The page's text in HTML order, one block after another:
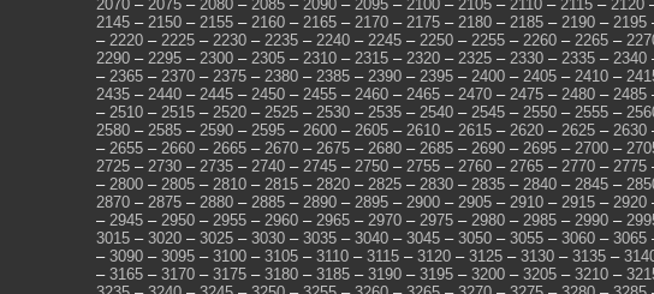
2070 – 2075 – 2080 – 2085 – 2090 – 2095 – 2100 – 2105 – 2110 – 2115 – 2120
2145 – 2150 – 2155 – 2160 – 2165 – 2170 – 2175 – 2180 – 2185 – 2190 – 2195
– 2220 – 2225 – 2230 – 2235 – 2240 – 2245 – 2250 – 2255 – 2260 – 2265 –
2290 – 2295 – 2300 – 2305 – 2310 – 2315 – 2320 – 2325 – 2330 – 2335 – 2340
– 2365 – 2370 – 2375 – 2380 – 2385 – 2390 – 2395 – 2400 – 2405 – 2410 –
2435 – 2440 – 2445 – 2450 – 2455 – 2460 – 2465 – 2470 – 2475 – 2480 – 2485
– 2510 – 2515 – 2520 – 2525 – 2530 – 2535 – 2540 – 2545 – 2550 – 2555 –
2580 – 2585 – 2590 – 2595 – 2600 – 2605 – 2610 – 2615 – 2620 – 2625 – 2630
– 2655 – 2660 – 2665 – 2670 – 2675 – 2680 – 2685 – 2690 – 2695 – 2700 –
2725 – 2730 – 2735 – 2740 – 2745 – 2750 – 2755 – 2760 – 2765 – 2770 – 2775
– 2800 – 2805 – 2810 – 2815 – 2820 – 2825 – 2830 – 2835 – 2840 – 2845 –
2870 – 2875 – 2880 – 2885 – 2890 – 2895 – 2900 – 2905 – 2910 – 2915 – 2920
– 2945 – 2950 – 2955 – 2960 – 2965 – 2970 – 2975 – 2980 – 2985 – 2990 –
3015 – 3020 – 3025 – 3030 – 3035 – 3040 – 3045 – 3050 – 3055 – 3060 – 3065
– 3090 – 3095 – 3100 – 3105 – 3110 – 3115 – 3120 – 3125 – 3130 – 3135 –
– 3165 – 3170 – 3175 – 3180 – 3185 – 3190 – 3195 – 3200 – 3205 – 3210 –